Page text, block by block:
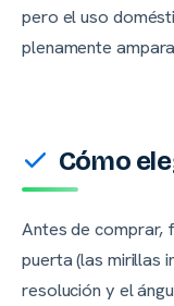
pero el uso
plenamente
Cómo
Antes de comprar,
puerta (las mirillas
resolución y el